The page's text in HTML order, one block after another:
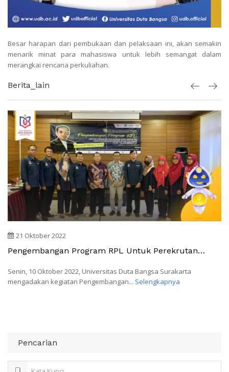
Besar harapan dari pembukaan dan pelaksaan ini, akan semakin
menarik minat para mahasiswa untuk lebih semangat dalam
merangkai rencana perkuliahan.
Berita_lain
21 Oktober 2022
Pengembangan Program RPL Untuk Perekrutan
Lulusan Yang Telah Bekerja
Senin, 10 Oktober 2022, Universitas Duta Bangsa Surakarta
mengadakan kegiatan Pengembangan... Selengkapnya
Pencarian